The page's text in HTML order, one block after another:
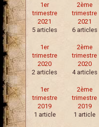
1er
trimestre
2021
5 articles
2ème
trimestre
2021
6 articles
1er
trimestre
2020
2 articles
2ème
trimestre
2020
4 articles
1er
trimestre
2019
1 article
2ème
trimestre
2019
1 article